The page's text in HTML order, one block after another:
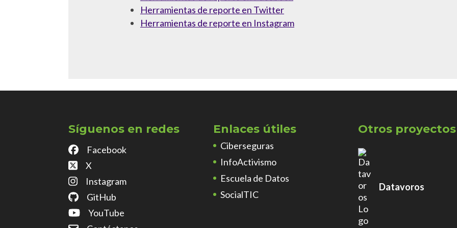
Herramientas de reporte en Twitter
Herramientas de reporte en Instagram
Síguenos en redes
Facebook
X
Instagram
GitHub
YouTube
Enlaces útiles
Ciberseguras
InfoActivismo
Escuela de Datos
SocialTIC
Otros proyectos
Datavoros